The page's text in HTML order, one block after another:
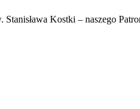
Kostki – naszego